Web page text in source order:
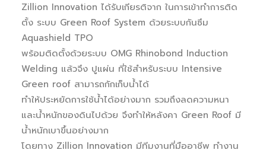
Zillion Innovation ได้รับเกียรติจาก ในการเข้าทำการติด
ตั้ง ระบบ Green Roof System ด้วยระบบกันซึม
Aquashield TPO
พร้อมติดตั้งด้วยระบบ OMG Rhinobond Induction
Welding แล้วจึง ปูแผ่น ที่ใช้สำหรับระบบ Intensive
Green roof สามารถกักเก็บน้ำได้
ทำให้ประหยัดการใช้น้ำได้อย่างมาก รวมถึงลดความหนา
และน้ำหนักของดินไปด้วย จึงทำให้หลังคา Green Roof มี
น้ำหนักเบาขึ้นอย่างมาก
โดยทาง Zillion Innovation มีทีมงานที่มืออาชีพ ทำงาน